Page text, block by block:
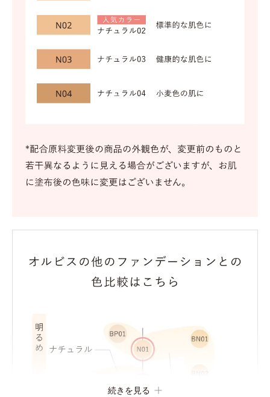
続きを見る